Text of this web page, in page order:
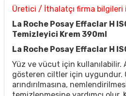
Üretici / İthalatçı firma bilgileri
La Roche Posay Effaclar H
Temizleyici Krem 390ml
La Roche Posay Effaclar H
Yüz ve vücut için kullanılabilir.
gösteren ciltler için uygundur.
arındırılmasına,